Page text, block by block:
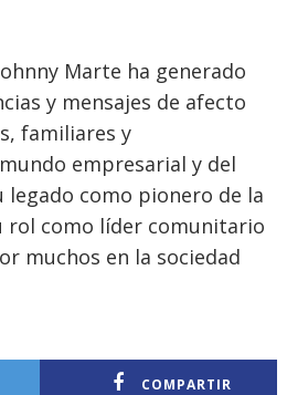
Marte ha generado
y mensajes de afecto
familiares y
empresarial y del
como pionero de la
rol como líder comunitario
muchos en la sociedad
COMPARTIR